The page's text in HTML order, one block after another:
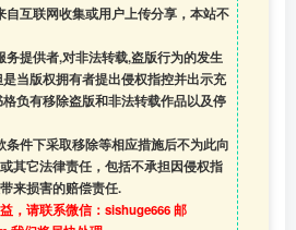
自互联网收集或用户上传分享，本站不
务提供者,对非法转载,盗版行为的发生
当版权拥有者提出侵权指控并出示充
负有移除盗版和非法转载作品以及停
条件下采取移除等相应措施后不为此向
其它法律责任，包括不承担因侵权指
来损害的赔偿责任.
，请联系微信：sishuge666 邮